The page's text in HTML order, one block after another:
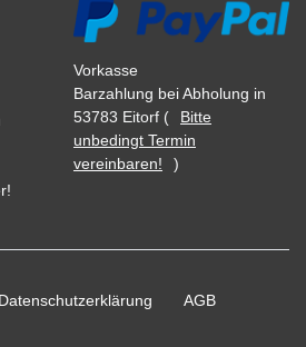
Vorkasse
Barzahlung bei Abholung in
53783 Eitorf (
Bitte
unbedingt Termin
vereinbaren!
)
Daten­schutz­erklärung AGB